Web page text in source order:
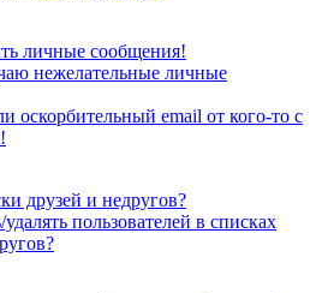
личные сообщения!
нежелательные личные
оскорбительный email от кого-то с
друзей и недругов?
пользователей в списках